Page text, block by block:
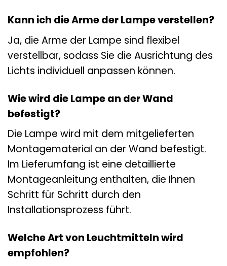
Kann ich die Arme der Lampe verstellen?
Ja, die Arme der Lampe sind flexibel
verstellbar, sodass Sie die Ausrichtung des
Lichts individuell anpassen können.
Wie wird die Lampe an der Wand
befestigt?
Die Lampe wird mit dem mitgelieferten
Montagematerial an der Wand befestigt.
Im Lieferumfang ist eine detaillierte
Montageanleitung enthalten, die Ihnen
Schritt für Schritt durch den
Installationsprozess führt.
Welche Art von Leuchtmitteln wird
empfohlen?